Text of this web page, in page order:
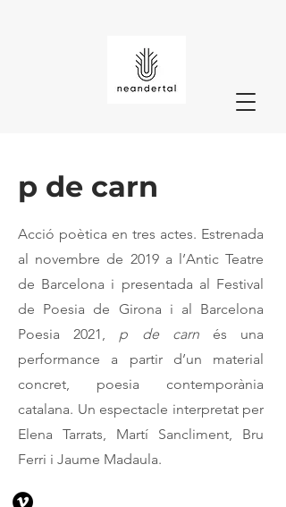
p de carn
Acció poètica en tres actes. Estrenada
al novembre de 2019 a l’Antic Teatre
de Barcelona i presentada al Festival
de Poesia de Girona i al Barcelona
Poesia 2021, p de carnés una
performance a partir d’un material
concret, poesia contemporània
catalana. Un espectacle interpretat per
Elena Tarrats, Martí Sancliment, Bru
Ferri i Jaume Madaula.